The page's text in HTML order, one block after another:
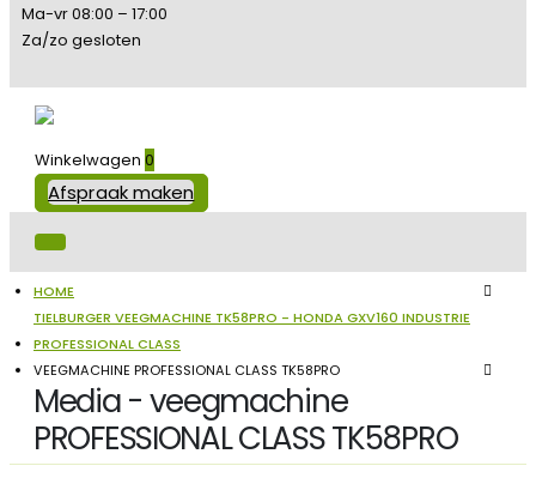
Ma-vr 08:00 – 17:00
Za/zo gesloten
Winkelwagen 0
Afspraak maken
HOME
TIELBURGER VEEGMACHINE TK58PRO - HONDA GXV160 INDUSTRIE
PROFESSIONAL CLASS
VEEGMACHINE PROFESSIONAL CLASS TK58PRO
Media - veegmachine
PROFESSIONAL CLASS TK58PRO